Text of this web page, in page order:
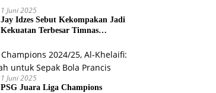
1 Juni 2025
Jay Idzes Sebut Kekompakan Jadi
Kekuatan Terbesar Timnas
Dunia 2026
1 Juni 2025
PSG Juara Liga Champions